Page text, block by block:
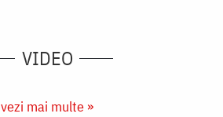
VIDEO
vezi mai multe »